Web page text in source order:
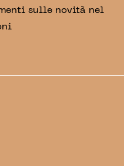
sulle novità nel